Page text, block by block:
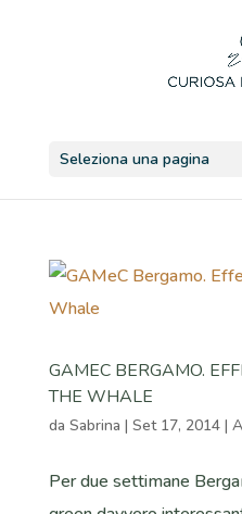
Seleziona una pagina
GAMEC BERGAMO.
THE WHALE
da Sabrina | Set 17, 2014|
Per due settimane